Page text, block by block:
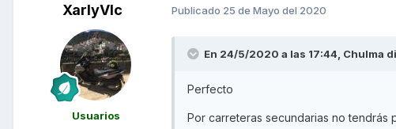
XarlyVlc
Usuarios
Publicado 25 de Mayo del 2020
En 24/5/2020 a las 17:44, Chulma
Perfecto
Por carreteras secundarias no tendrás